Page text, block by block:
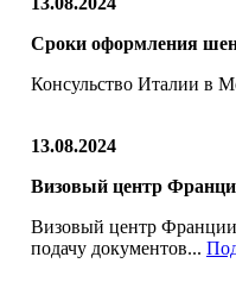
Сроки оформления
Консульство Италии в
13.08.2024
Визовый центр
Визовый центр Франции
подачу документов...